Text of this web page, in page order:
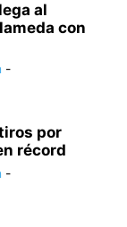
al
con
-
por
récord
-